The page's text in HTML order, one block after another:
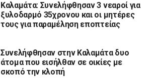
Καλαμάτα: Συνελήφθησαν 3 νεαροί για
ξυλοδαρμό 35χρονου και οι μητέρες
τους για παραμέληση εποπτείας
Συνελήφθησαν στην Καλαμάτα δυο
άτομα που εισήλθαν σε οικίες με
σκοπό την κλοπή